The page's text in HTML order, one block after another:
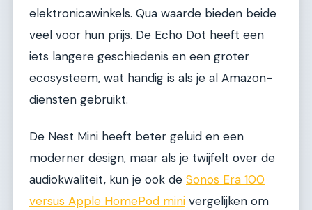
elektronicawinkels. Qua waarde bieden beide
veel voor hun prijs. De Echo Dot heeft een
iets langere geschiedenis en een groter
ecosysteem, wat handig is als je al Amazon-
diensten gebruikt.
De Nest Mini heeft beter geluid en een
moderner design, maar als je twijfelt over de
audiokwaliteit, kun je ook de Sonos Era 100
versus Apple HomePod mini vergelijken om